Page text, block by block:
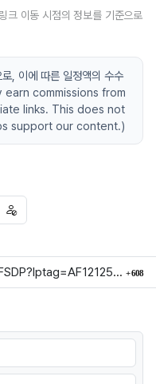
크 이동 시점의 정보를 기준으로
, 이에 따른 일정액의 수수
earn commissions from
links. This does not
support our content.)
차단
https://link.coupang.com/re/AFFSDP?lptag=AF1212524&subid=mojorida2&pageKey=8304201221&itemId=21634308007&vendorItemId=94704200594&traceid=V0-113-69606b7e98cc6a93 608회